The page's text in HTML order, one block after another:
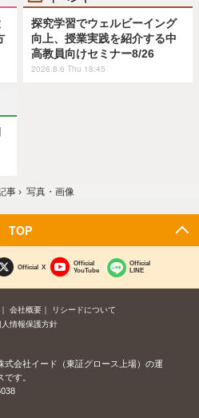
探究学習でウェルビーイング
向上、授業実践を紹介する中
高教員向けセミナー8/26
2026.8.6 Thu 18:45
事 › 写真・画像
TOP
Official X
Official
YouTube
Official
LINE
会社概要
リシードについて
人情報保護方針
式会社イード（東証グロース上場）の運
す。